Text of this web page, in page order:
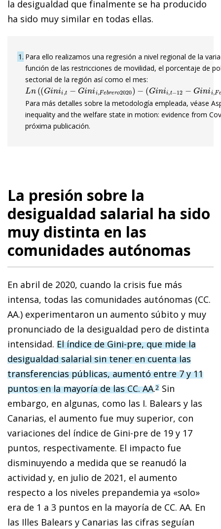
la desigualdad que finalmente se ha producido
ha sido muy similar en todas ellas.
1 Para ello realizamos una regresión a nivel regional de la
función de las restricciones de movilidad, el porcentaje de
sectorial de la región así como el mes:
Ln((Ginii,t −Ginii,F eb rero2020)−(Gin i Gin ,
Para más detalles sobre la metodología empleada, véase
inequality and the welfare state in motion: evidence from
próxima publicación.
La presión sobre la
desigualdad salarial ha sido
muy distinta en las
comunidades autónomas
En abril de 2020, cuando la crisis fue más
intensa, todas las comunidades autónomas (CC.
AA.) experimentaron un aumento súbito y muy
pronunciado de la desigualdad pero de distinta
intensidad. El índice de Gini-pre, que mide la
desigualdad salarial sin tener en cuenta las
transferencias públicas, aumentó entre 7 y 11
puntos en la mayoría de las CC. AA.2 Sin
embargo, en algunas, como las I. Balears y las
Canarias, el aumento fue muy superior, con
variaciones del índice de Gini-pre de 19 y 17
puntos, respectivamente. El impacto fue
disminuyendo a medida que se reanudó la
actividad y, en julio de 2021, el aumento
respecto a los niveles prepandemia ya «solo»
era de 1 a 3 puntos en la mayoría de CC. AA. En
las Illes Balears y Canarias las cifras seguían